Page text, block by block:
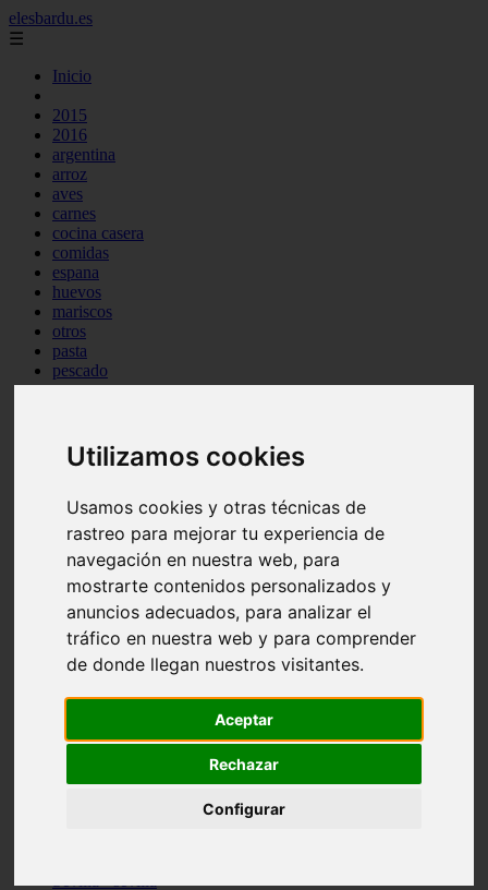
Utilizamos cookies
Usamos cookies y otras técnicas de
rastreo para mejorar tu experiencia de
navegación en nuestra web, para
mostrarte contenidos personalizados y
anuncios adecuados, para analizar el
tráfico en nuestra web y para comprender
de donde llegan nuestros visitantes.
Aceptar
Rechazar
Configurar
elesbardu.es
☰
Inicio
2015
2016
argentina
arroz
aves
carnes
cocina casera
comidas
espana
huevos
mariscos
otros
pasta
pescado
postres
tag
venezuela
vocabulario de cocina
Madrid - pozuelo-de-alarcón
Teruel - sarrión
Cádiz - algodonales
Illes-balears - inca
Madrid - madrid
Málaga - torremolinos
Asturias - oviedo
Cádiz - el-puerto-de-santa-maría
Toledo - illescas
Málaga - marbella
Barcelona - barcelona